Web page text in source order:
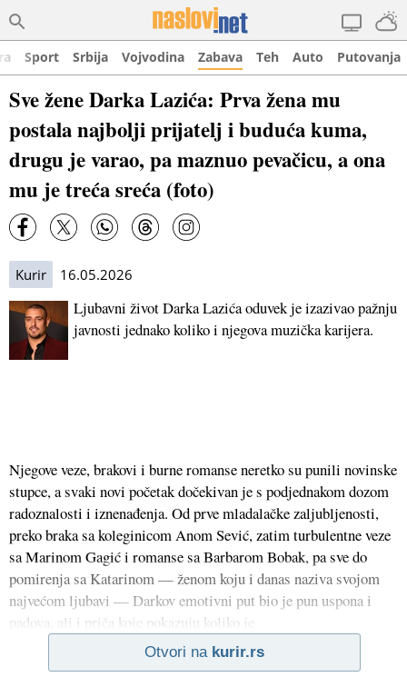
Sport Srbija Vojvodina Zabava Teh Auto Putovanja
Sve žene Darka Lazića: Prva žena mu
postala najbolji prijatelj i buduća kuma,
drugu je varao, pa maznuo pevačicu, a ona
mu je treća sreća (foto)
Kurir 16.05.2026
Ljubavni život Darka Lazića oduvek je izazivao pažnju
javnosti jednako koliko i njegova muzička karijera.
Njegove veze, brakovi i burne romanse neretko su punili novinske
stupce, a svaki novi početak dočekivan je s podjednakom dozom
radoznalosti i iznenađenja. Od prve mladalačke zaljubljenosti,
preko braka sa koleginicom Anom Sević, zatim turbulentne veze
sa Marinom Gagić i romanse sa Barbarom Bobak, pa sve do
pomirenja sa Katarinom — ženom koju i danas naziva svojom
najvećom ljubavi — Darkov emotivni put bio je pun uspona i
padova, ali i priča koje pokazuju koliko je
Otvori na kurir.rs